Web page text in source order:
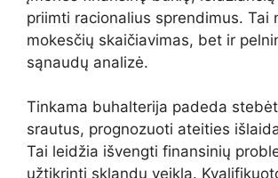
priimti racionalius sprendimus. Tai
mokesčių skaičiavimas, bet ir
sąnaudų analizė.
Tinkama buhalterija padeda
srautus, prognozuoti ateities
Tai leidžia išvengti finansinių
užtikrinti sklandų veiklą.